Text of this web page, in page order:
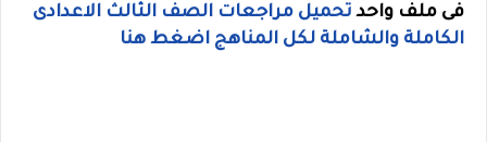
فى ملف واحد تحميل مراجعات الصف الثالث الاعدادى
الكاملة والشاملة لكل المناهج اضغط هنا